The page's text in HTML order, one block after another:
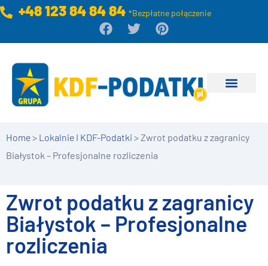
+48 123 84 84 84*Bezpłatne połączenie
Home> Lokalnie I KDF-Podatki >Zwrot podatku z zagranicy
Białystok – Profesjonalne rozliczenia
Zwrot podatku z zagranicy
Białystok – Profesjonalne
rozliczenia